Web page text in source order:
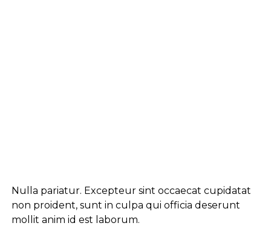
Nulla pariatur. Excepteur sint occaecat cupidatat
non proident, sunt in culpa qui officia deserunt
mollit anim id est laborum.